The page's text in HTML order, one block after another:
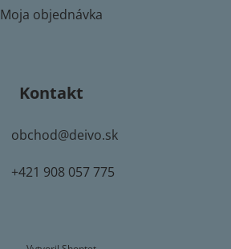
Moja objednávka
Kontakt
obchod@deivo.sk
+421 908 057 775